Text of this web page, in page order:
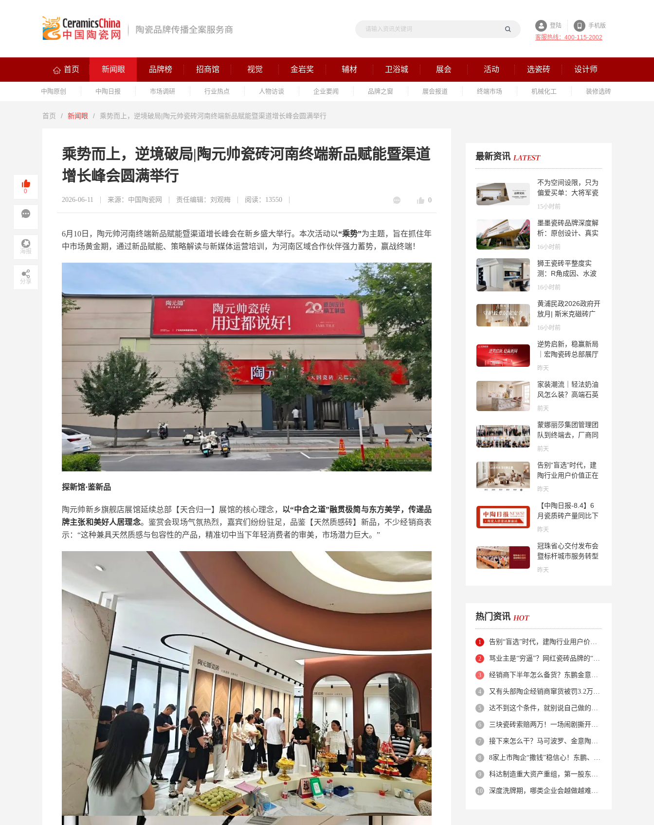
登陆
手机版
客服热线：400-115-2002
首页 新闻眼 品牌榜 招商馆 视觉 金岩奖 辅材 卫浴城 展会 活动 选瓷砖 设计师
中陶原创 中陶日报 市场调研 行业热点 人物访谈 企业要闻 品牌之窗 展会报道 终端市场 机械化工 装修选砖
首页 / 新闻眼 / 乘势而上，逆境破局|陶元帅瓷砖河南终端新品赋能暨渠道增长峰会圆满举行
乘势而上，逆境破局|陶元帅瓷砖河南终端新品赋能暨渠道
增长峰会圆满举行
2026-06-11 来源：中国陶瓷网 责任编辑：刘观梅 阅读：13550 0
6月10日，陶元帅河南终端新品赋能暨渠道增长峰会在新乡盛大举行。本次活动以“乘势”为主题，旨在抓住年
中市场黄金期，通过新品赋能、策略解读与新媒体运营培训，为河南区域合作伙伴强力蓄势，赢战终端！
探新馆·鉴新品
陶元帅新乡旗舰店展馆延续总部【天合归一】展馆的核心理念， 以“中合之道”融贯极简与东方美学，传递品
牌主张和美好人居理念。鉴赏会现场气氛热烈，嘉宾们纷纷驻足，品鉴【天然质感砖】新品，不少经销商表
示：“这种兼具天然质感与包容性的产品，精准切中当下年轻消费者的审美，市场潜力巨大。”
最新资讯
不为空间设限，只为
偏爱买单：大将军瓷
砖解锁“高级哑”人居
15小时前
墨墨瓷砖品牌深度解
析：原创设计、真实
质感与市场口碑全览
16小时前
狮王瓷砖平整度实
测：R角成因、水波
纹真相、辊棒印解析
16小时前
黄浦民政2026政府开
放月| 斯米克磁砖广
场适老化体验中心正
16小时前
逆势启新，稳赢新局
｜宏陶瓷砖总部展厅
焕新升级开工大吉
昨天
家装潮流｜轻法奶油
风怎么装？高端石英
石品牌法萨石，打造
前天
蒙娜丽莎集团管理团
队到终端去，厂商同
心找到市场的答案
前天
告别“盲选”时代，建
陶行业用户价值正在
被改写！
昨天
【中陶日报-8.4】6
月瓷质砖产量同比下
降超10％；2家中国
ARCHIDEX 2026石
材展；东鹏已斥资
4852万回购股份；方
昨天
冠珠省心交付发布会
暨标杆城市服务转型
集训会圆满举行
昨天
热门资讯
告别“盲选”时代，建陶行业用户价值正在被改写！
骂业主是“穷逼”？网红瓷砖品牌的“真实面目”被揭开了！
经销商下半年怎么备货？东鹏金意陶马可波罗等10大品牌集体亮剑
又有头部陶企经销商窜货被罚3.2万！品牌区域保护岌岌可危？
达不到这个条件，就别说自己做的是质感砖！
三块瓷砖索赔两万！一场闹剧撕开了装修“碰瓷”的遮羞布
接下来怎么干？马可波罗、金意陶、蒙娜丽莎、箭牌、欧神诺、宏宇…
8家上市陶企“撒钱”稳信心！东鹏、蒙娜丽莎等启动回购增持
科达制造重大资产重组，第一股东易主！
深度洗牌期，哪类企业会越做越难？哪类企业能逆势突围？
0
海报
分享